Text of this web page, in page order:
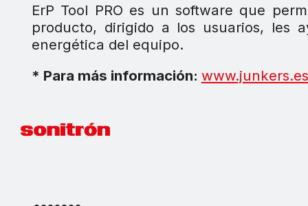
ErP Tool PRO es un software que
producto, dirigido a los usuarios, les
energética del equipo.
* Para más información: www.junkers.es